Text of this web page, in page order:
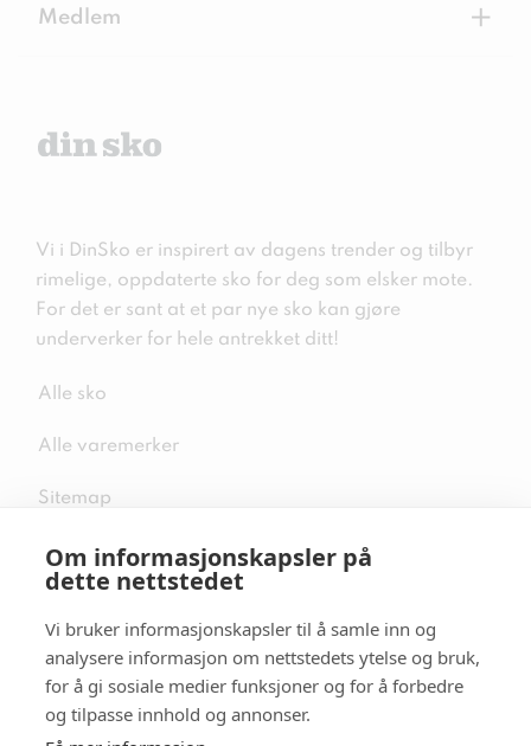
Om informasjonskapsler på
dette nettstedet
Vi bruker informasjonskapsler til å samle inn og
analysere informasjon om nettstedets ytelse og bruk,
for å gi sosiale medier funksjoner og for å forbedre
og tilpasse innhold og annonser.
Medlem +
Vi i DinSko er inspirert av dagens trender og tilbyr
rimelige, oppdaterte sko for deg som elsker mote.
For det er sant at et par nye sko kan gjøre
underverker for hele antrekket ditt!
Alle sko
Alle varemerker
Sitemap
Følg oss i sosiale medier